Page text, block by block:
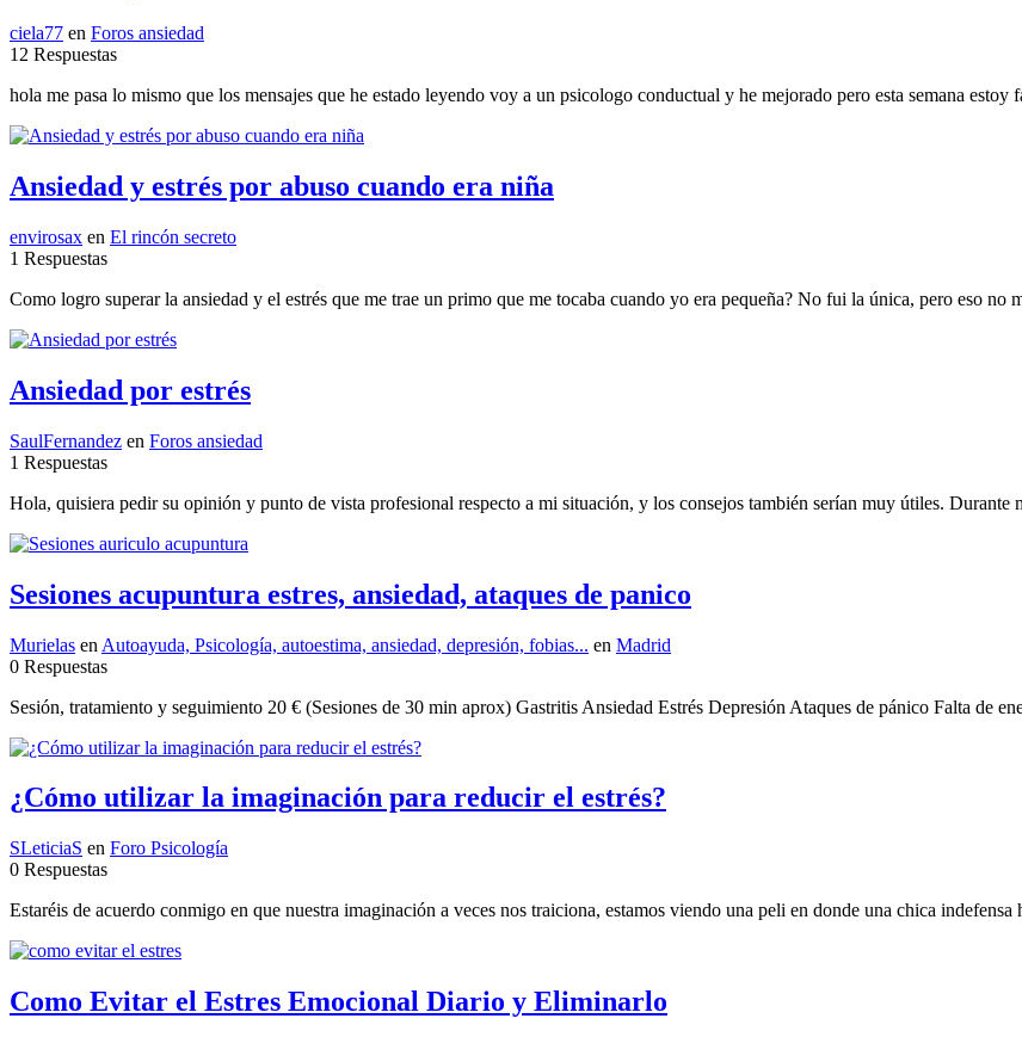
ciela77 en Foros ansiedad
12 Respuestas
hola me pasa lo mismo que los mensajes que he estado leyendo voy a un psicologo conductual y he mejorado pero esta semana
Ansiedad y estrés por abuso cuando era niña
envirosax en El rincón secreto
1 Respuestas
Como logro superar la ansiedad y el estrés que me trae un primo que me tocaba cuando yo era pequeña? No fui la única, pero eso no
Ansiedad por estrés
SaulFernandez en Foros ansiedad
1 Respuestas
Hola, quisiera pedir su opinión y punto de vista profesional respecto a mi situación, y los consejos también serían muy útiles. Durante
Sesiones acupuntura estres, ansiedad, ataques de panico
Murielas en Autoayuda, Psicología, autoestima, ansiedad, depresión, fobias... en Madrid
0 Respuestas
Sesión, tratamiento y seguimiento 20 € (Sesiones de 30 min aprox) Gastritis Ansiedad Estrés Depresión Ataques de pánico Falta de
¿Cómo utilizar la imaginación para reducir el estrés?
SLeticiaS en Foro Psicología
0 Respuestas
Estaréis de acuerdo conmigo en que nuestra imaginación a veces nos traiciona, estamos viendo una peli en donde una chica
Como Evitar el Estres Emocional Diario y Eliminarlo